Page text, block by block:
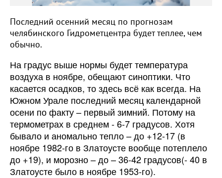
Последний осенний месяц по прогнозам
челябинского Гидрометцентра будет теплее, чем
обычно.
На градус выше нормы будет температура
воздуха в ноябре, обещают синоптики. Что
касается осадков, то здесь всё как всегда. На
Южном Урале последний месяц календарной
осени по факту – первый зимний. Потому на
термометрах в среднем - 6-7 градусов. Хотя
бывало и аномально тепло – до +12-17 (в
ноябре 1982-го в Златоусте вообще потеплело
до +19), и морозно – до – 36-42 градусов(- 40 в
Златоусте было в ноябре 1953-го).